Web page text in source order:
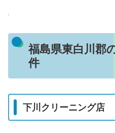
福島県東白川郡
件
下川クリーニング店